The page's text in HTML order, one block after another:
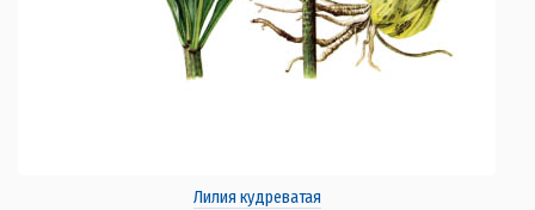
Лилия кудреватая